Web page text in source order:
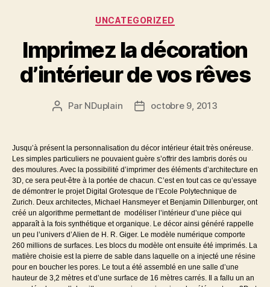
Catégories
UNCATEGORIZED
Imprimez la décoration
d’intérieur de vos rêves
Auteur
Par NDuplain
Dateoctobre 9, 2013
Jusqu’à présent la personnalisation du décor intérieur était très onéreuse.
Les simples particuliers ne pouvaient guère s’offrir des lambris dorés ou
des moulures. Avec la possibilité d’imprimer des éléments d’architecture en
3D, ce sera peut-être à la portée de chacun. C’est en tout cas ce qu’essaye
de démontrer le projet Digital Grotesque de l’Ecole Polytechnique de
Zurich. Deux architectes, Michael Hansmeyer et Benjamin Dillenburger, ont
créé un algorithme permettant de modéliser l’intérieur d’une pièce qui
apparaît à la fois synthétique et organique. Le décor ainsi généré rappelle
un peu l’univers d’Alien de H. R. Giger. Le modèle numérique comporte
260 millions de surfaces. Les blocs du modèle ont ensuite été imprimés. La
matière choisie est la pierre de sable dans laquelle on a injecté une résine
pour en boucher les pores. Le tout a été assemblé en une salle d’une
hauteur de 3,2 mètres et d’une surface de 16 mètres carrés. Il a fallu un an